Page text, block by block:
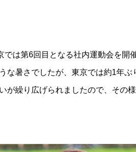
は第6回目となる社内運動会を開
な暑さでしたが、東京では約1年ぶ
が繰り広げられましたので、その